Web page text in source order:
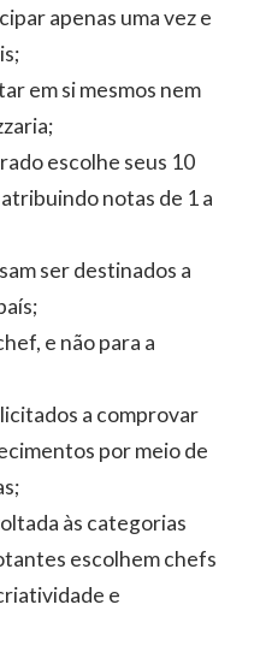
apenas uma vez e
em si mesmos nem
escolhe seus 10
notas de 1 a
ser destinados a
e não para a
a comprovar
por meio de
às categorias
escolhem chefs
e